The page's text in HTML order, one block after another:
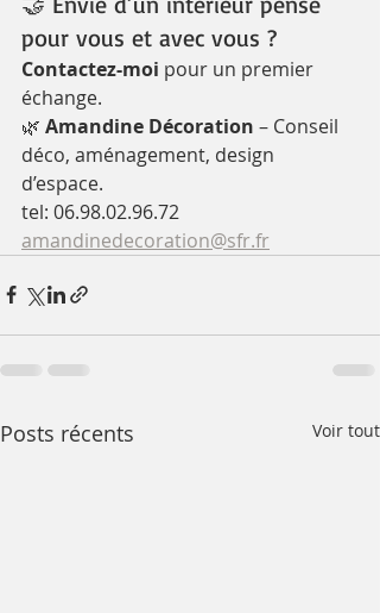
pour vous et avec vous ?
Contactez-moi pour un premier
échange.
🌿 Amandine Décoration – Conseil
déco, aménagement, design
d’espace.
tel: 06.98.02.96.72
amandinedecoration@sfr.fr
Posts récents Voir tout